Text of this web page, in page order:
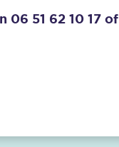
06 51 62 10 17of